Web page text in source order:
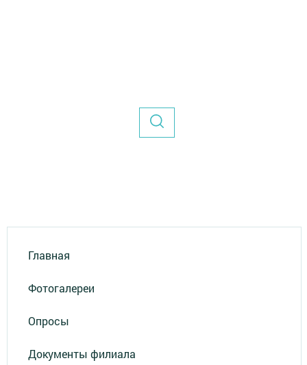
Главная
Фотогалереи
Опросы
Документы филиала